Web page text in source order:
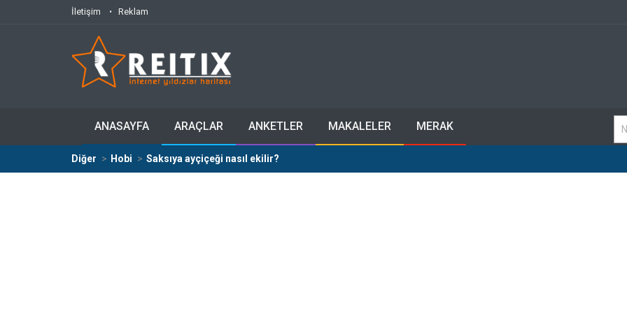
İletişim Reklam
ANASAYFA ARAÇLAR ANKETLER MAKALELER MERAK
Diğer Hobi Saksıya ayçiçeği nasıl ekilir?